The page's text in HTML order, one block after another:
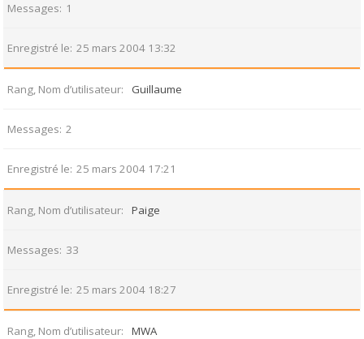
Messages 1
Enregistré le 25 mars 2004 13:32
Rang, Nom d’utilisateur Guillaume
Messages 2
Enregistré le 25 mars 2004 17:21
Rang, Nom d’utilisateur Paige
Messages 33
Enregistré le 25 mars 2004 18:27
Rang, Nom d’utilisateur MWA